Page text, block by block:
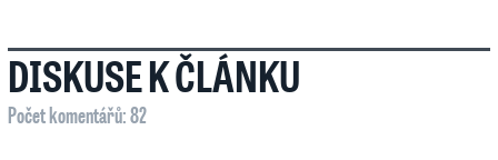
DISKUSE K ČLÁNKU
Počet komentářů: 82